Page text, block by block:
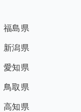
福島県
新潟県
愛知県
鳥取県
高知県